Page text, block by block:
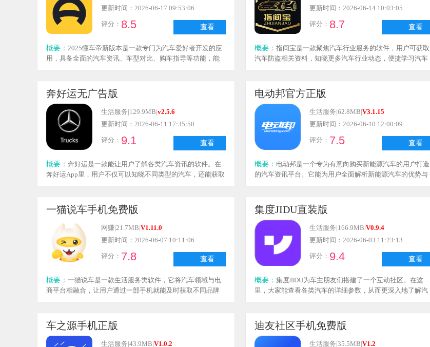
查看
更新时间：2026-06-17 09:53:06
评分： 8.5
概要： 2025懂车帝新版本是一款专门为汽车爱好者开发的应
用，具备全面的汽车资讯、车型对比、购车指导等功能，能
查看
更新时间：2026-06-14 10:03:05
评分： 8.7
概要： 指间宝是一款聚焦汽车行业服务的软件，用户可获取
汽车防盗相关资料，知晓更多汽车行业动态，便捷学习汽车
更多知识。
奔好运无广告版
查看
生活服务|129.9MB|v2.5.6
更新时间：2026-06-11 17:35:50
评分： 9.1
概要： 奔好运是一款能让用户了解各类汽车资讯的软件。在
奔好运App里，用户不仅可以知晓不同类型的汽车，还能获取
价信息，方便随时购车。
电动邦官方正版
查看
生活服务|62.8MB|V3.1.15
更新时间：2026-06-10 12:00:09
评分： 7.5
概要： 电动邦是一个专为有意向购买新能源汽车的用户打造
的汽车资讯平台。它能为用户全面解析新能源汽车的优势与
一猫说车手机免费版
查看
网赚|21.7MB|V1.11.0
更新时间：2026-06-07 10:11:06
评分： 7.8
概要： 一猫说车是一款生活服务类软件，它将汽车领域与电
商平台相融合，让用户通过一部手机就能及时获取不同品牌
的价格买到配置更高的汽车。在购车过程中，用户既可以前
往线下门店进行实地体验，也能通过软件在线上体验相关服
务。
集度JIDU直装版
查看
生活服务|166.9MB|V0.9.4
更新时间：2026-06-03 11:23:13
评分： 9.4
概要： 集度JIDU为车主朋友们搭建了一个互动社区。在这
里，大家能查看各类汽车的详细参数，从而更深入地了解汽
款软件吧！
车之源手机正版
生活服务|43.9MB|V1.0.2
迪友社区手机免费版
生活服务|35.5MB|V1.2